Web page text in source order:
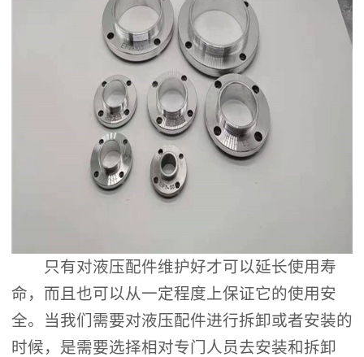
只有对液压配件维护好才可以延长使用寿
命，而且也可以从一定程度上保证它的使用安
全。当我们需要对液压配件进行拆卸或者安装的
时候，是需要选择相对专门人员去安装和拆卸